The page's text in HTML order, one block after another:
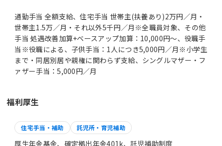
通勤手当 全額支給、住宅手当 世帯主(扶養あり)2万円／月・
世帯主1.5万／月・それ以外5千円／月※全職員対象、その他
手当 処遇改善加算+ベースアップ加算：10,000円～、役職手
当※役職による、子供手当：1人につき5,000円／月※小学生
まで・同居別居や親権に関わらず支給、シングルマザー・フ
ァザー手当：5,000円／月
福利厚生
住宅手当・補助 託児所・育児補助
厚生年金基金、確定拠出年金401k、託児補助制度